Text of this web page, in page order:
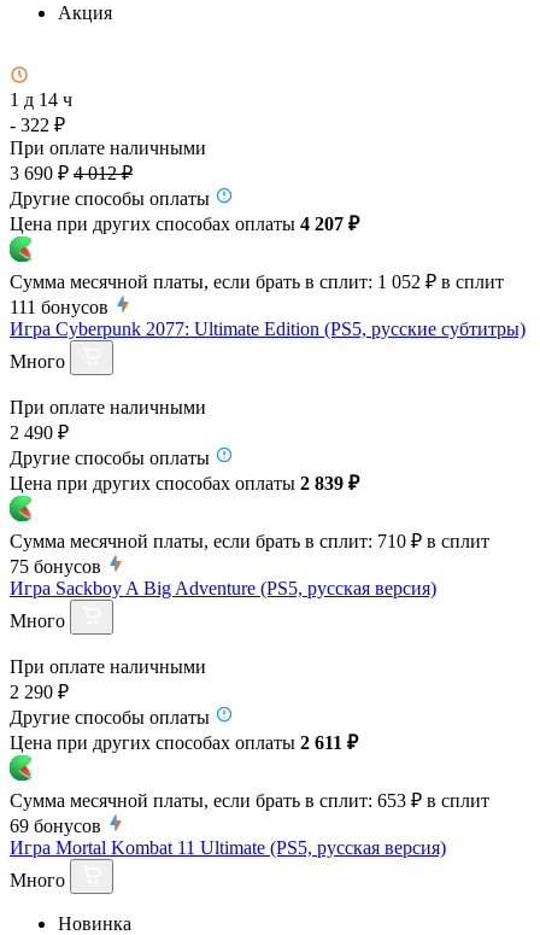
Акция
1 д 14 ч
- 322 ₽
При оплате наличными
3 690 ₽ 4 012 ₽
Другие способы оплаты
Цена при других способах оплаты 4 207 ₽
Сумма месячной платы, если брать в сплит: 1 052 ₽ в сплит
111 бонусов
Игра Cyberpunk 2077: Ultimate Edition (PS5, русские субтитры)
Много
При оплате наличными
2 490 ₽
Другие способы оплаты
Цена при других способах оплаты 2 839 ₽
Сумма месячной платы, если брать в сплит: 710 ₽ в сплит
75 бонусов
Игра Sackboy A Big Adventure (PS5, русская версия)
Много
При оплате наличными
2 290 ₽
Другие способы оплаты
Цена при других способах оплаты 2 611 ₽
Сумма месячной платы, если брать в сплит: 653 ₽ в сплит
69 бонусов
Игра Mortal Kombat 11 Ultimate (PS5, русская версия)
Много
Новинка